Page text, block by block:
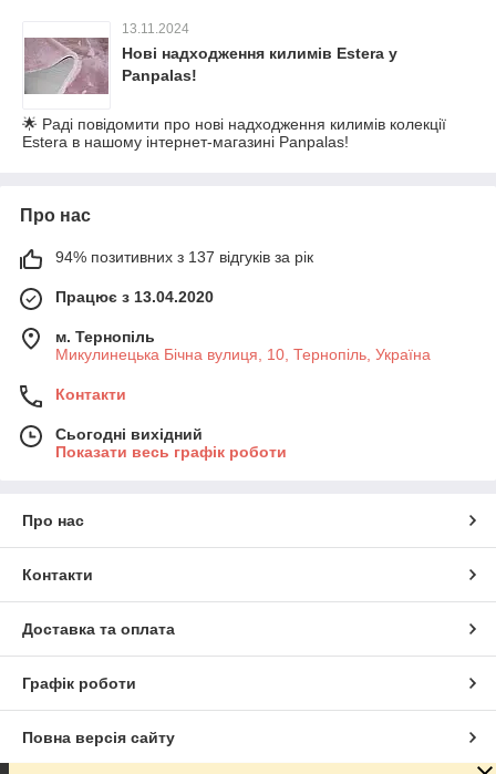
13.11.2024
Нові надходження килимів Estera у
Panpalas!
🌟 Раді повідомити про нові надходження килимів колекції
Estera в нашому інтернет-магазині Panpalas!
Про нас
94% позитивних з 137 відгуків за рік
Працює з 13.04.2020
м. Тернопіль
Микулинецька Бічна вулиця, 10, Тернопіль, Україна
Контакти
Сьогодні вихідний
Показати весь графік роботи
Про нас
Контакти
Доставка та оплата
Графік роботи
Повна версія сайту